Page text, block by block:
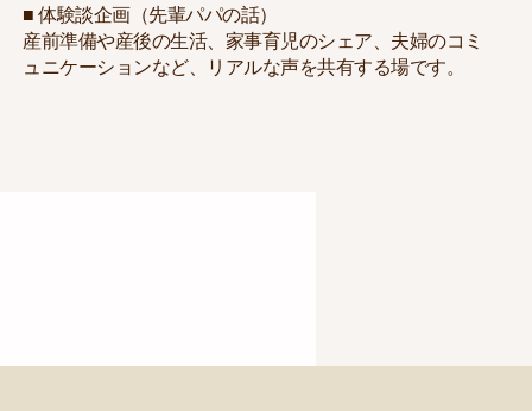
■ 体験談企画（先輩パパの話）
産前準備や産後の生活、家事育児のシェア、夫婦のコミ
ュニケーションなど、リアルな声を共有する場です。